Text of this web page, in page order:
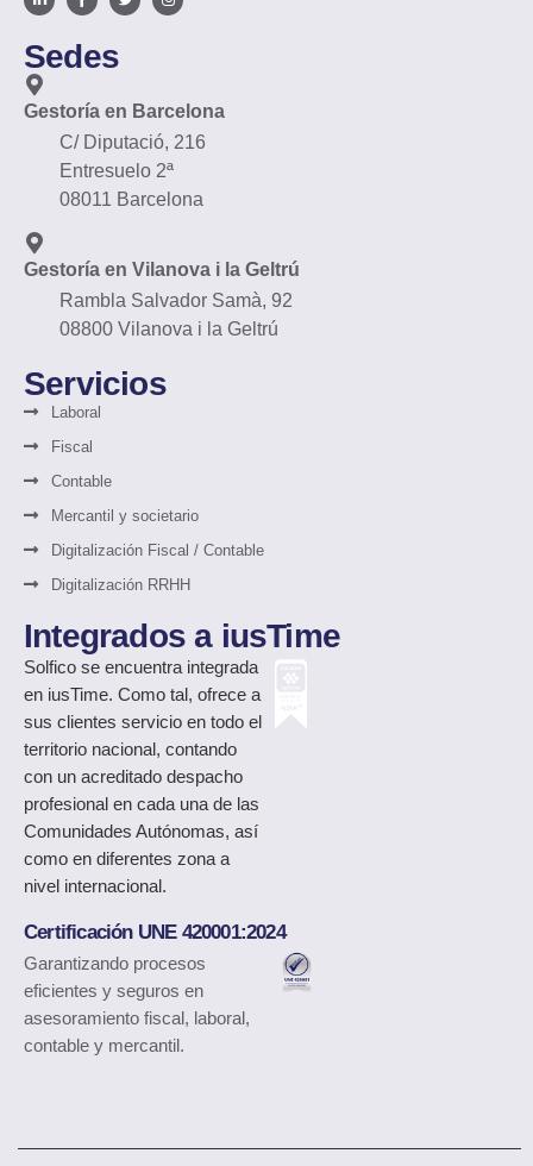
Sedes
Gestoría en Barcelona
C/ Diputació, 216
Entresuelo 2ª
08011 Barcelona
Gestoría en Vilanova i la Geltrú
Rambla Salvador Samà, 92
08800 Vilanova i la Geltrú
Servicios
Laboral
Fiscal
Contable
Mercantil y societario
Digitalización Fiscal / Contable
Digitalización RRHH
Integrados a iusTime
Solfico se encuentra integrada
en iusTime. Como tal, ofrece a
sus clientes servicio en todo el
territorio nacional, contando
con un acreditado despacho
profesional en cada una de las
Comunidades Autónomas, así
como en diferentes zona a
nivel internacional.
Certificación UNE 420001:2024
Garantizando procesos
eficientes y seguros en
asesoramiento fiscal, laboral,
contable y mercantil.